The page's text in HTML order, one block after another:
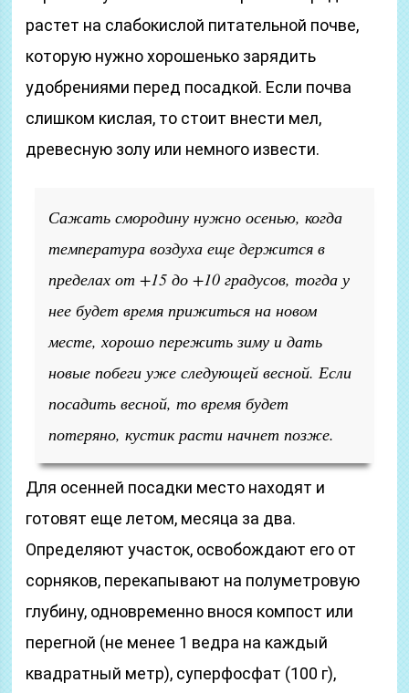
растет на слабокислой питательной почве,
которую нужно хорошенько зарядить
удобрениями перед посадкой. Если почва
слишком кислая, то стоит внести мел,
древесную золу или немного извести.
Сажать смородину нужно осенью, когда
температура воздуха еще держится в
пределах от +15 до +10 градусов, тогда у
нее будет время прижиться на новом
месте, хорошо пережить зиму и дать
новые побеги уже следующей весной. Если
посадить весной, то время будет
потеряно, кустик расти начнет позже.
Для осенней посадки место находят и
готовят еще летом, месяца за два.
Определяют участок, освобождают его от
сорняков, перекапывают на полуметровую
глубину, одновременно внося компост или
перегной (не менее 1 ведра на каждый
квадратный метр), суперфосфат (100 г),